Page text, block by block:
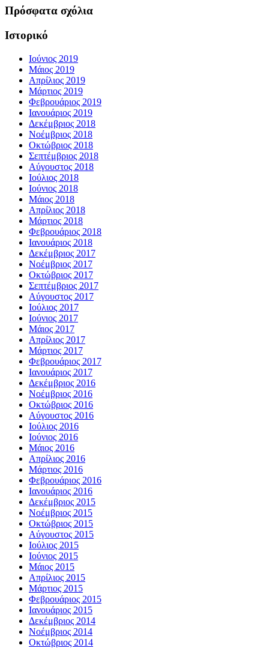
Πρόσφατα σχόλια
Ιστορικό
Ιούνιος 2019
Μάιος 2019
Απρίλιος 2019
Μάρτιος 2019
Φεβρουάριος 2019
Ιανουάριος 2019
Δεκέμβριος 2018
Νοέμβριος 2018
Οκτώβριος 2018
Σεπτέμβριος 2018
Αύγουστος 2018
Ιούλιος 2018
Ιούνιος 2018
Μάιος 2018
Απρίλιος 2018
Μάρτιος 2018
Φεβρουάριος 2018
Ιανουάριος 2018
Δεκέμβριος 2017
Νοέμβριος 2017
Οκτώβριος 2017
Σεπτέμβριος 2017
Αύγουστος 2017
Ιούλιος 2017
Ιούνιος 2017
Μάιος 2017
Απρίλιος 2017
Μάρτιος 2017
Φεβρουάριος 2017
Ιανουάριος 2017
Δεκέμβριος 2016
Νοέμβριος 2016
Οκτώβριος 2016
Αύγουστος 2016
Ιούλιος 2016
Ιούνιος 2016
Μάιος 2016
Απρίλιος 2016
Μάρτιος 2016
Φεβρουάριος 2016
Ιανουάριος 2016
Δεκέμβριος 2015
Νοέμβριος 2015
Οκτώβριος 2015
Αύγουστος 2015
Ιούλιος 2015
Ιούνιος 2015
Μάιος 2015
Απρίλιος 2015
Μάρτιος 2015
Φεβρουάριος 2015
Ιανουάριος 2015
Δεκέμβριος 2014
Νοέμβριος 2014
Οκτώβριος 2014